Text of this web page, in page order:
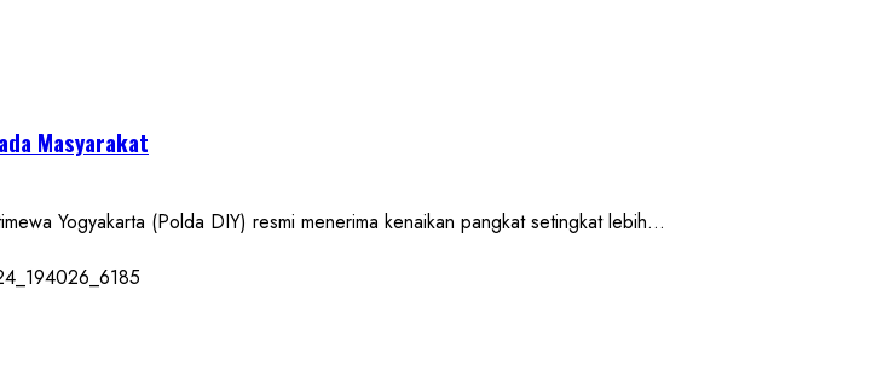
Masyarakat
Yogyakarta (Polda DIY) resmi menerima kenaikan pangkat setingkat lebih...